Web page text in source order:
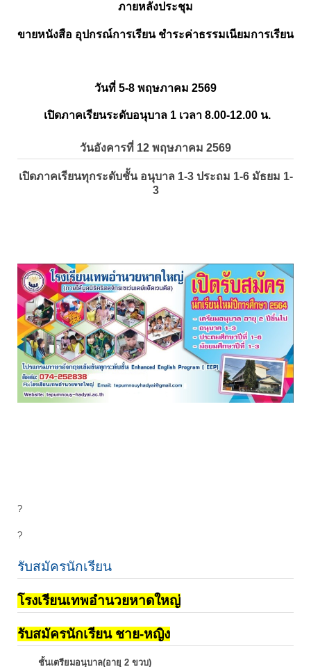
ภายหลังประชุม
ขายหนังสือ อุปกรณ์การเรียน ชำระค่าธรรมเนียมการเรียน
วันที่ 5-8 พฤษภาคม 2569
เปิดภาคเรียนระดับอนุบาล 1 เวลา 8.00-12.00 น.
วันอังคารที่ 12 พฤษภาคม 2569
เปิดภาคเรียนทุกระดับชั้น อนุบาล 1-3 ประถม 1-6 มัธยม 1-
3
?
?
รับสมัครนักเรียน
โรงเรียนเทพอำนวยหาดใหญ่
รับสมัครนักเรียน ชาย-หญิง
ชั้นเตรียมอนุบาล(อายุ 2 ขวบ)